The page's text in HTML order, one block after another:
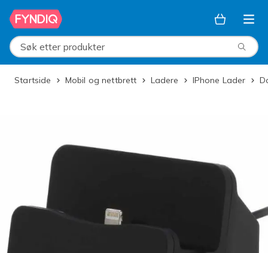
Hopp til hovedinnhold
Søk etter produkter
Startside Mobil og nettbrett Ladere iPhone Lader